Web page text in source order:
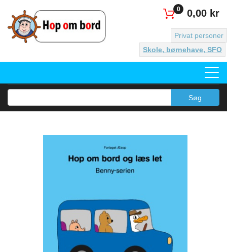
0 0,00 kr
Privat personer
Skole, børnehave, SFO
Søg